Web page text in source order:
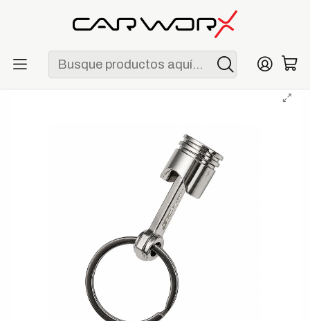
ENVÍO GRATIS POR COMPRAS MAYORES A S/ 250
Llavero Pistón JE Pistons